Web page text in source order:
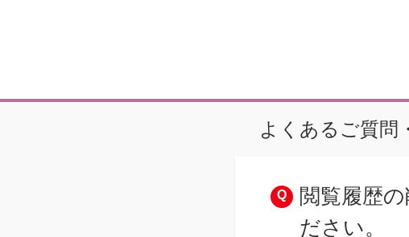
よくあるご質問
閲覧履歴
ださい。